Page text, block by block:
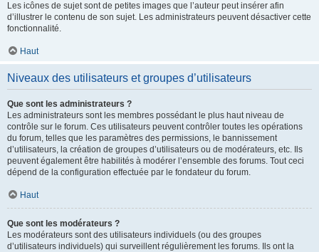
Les icônes de sujet sont de petites images que l’auteur peut insérer afin
d’illustrer le contenu de son sujet. Les administrateurs peuvent désactiver cette
fonctionnalité.
Haut
Niveaux des utilisateurs et groupes d’utilisateurs
Que sont les administrateurs ?
Les administrateurs sont les membres possédant le plus haut niveau de
contrôle sur le forum. Ces utilisateurs peuvent contrôler toutes les opérations
du forum, telles que les paramètres des permissions, le bannissement
d’utilisateurs, la création de groupes d’utilisateurs ou de modérateurs, etc. Ils
peuvent également être habilités à modérer l’ensemble des forums. Tout ceci
dépend de la configuration effectuée par le fondateur du forum.
Haut
Que sont les modérateurs ?
Les modérateurs sont des utilisateurs individuels (ou des groupes
d’utilisateurs individuels) qui surveillent régulièrement les forums. Ils ont la